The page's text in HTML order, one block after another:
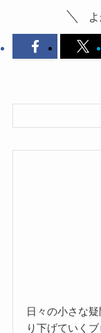
日々の小さな
り下げていく